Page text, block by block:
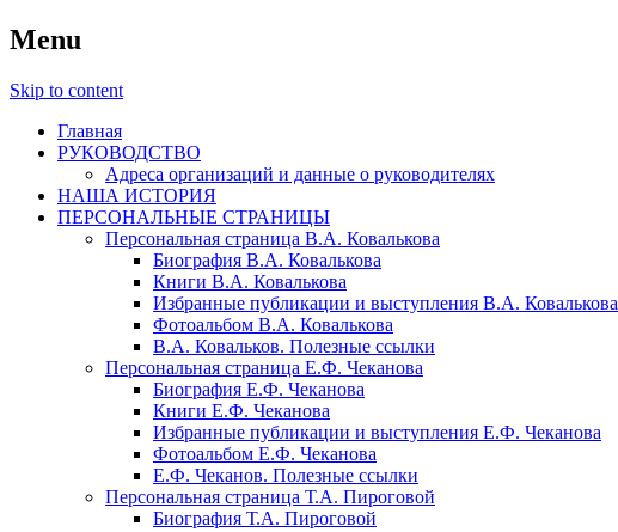
Menu
Skip to content
Главная
РУКОВОДСТВО
Адреса организаций и данные о руководителях
НАША ИСТОРИЯ
ПЕРСОНАЛЬНЫЕ СТРАНИЦЫ
Персональная страница В.А. Ковалькова
Биография В.А. Ковалькова
Книги В.А. Ковалькова
Избранные публикации и выступления В.А. Ковалькова
Фотоальбом В.А. Ковалькова
В.А. Ковальков. Полезные ссылки
Персональная страница Е.Ф. Чеканова
Биография Е.Ф. Чеканова
Книги Е.Ф. Чеканова
Избранные публикации и выступления Е.Ф. Чеканова
Фотоальбом Е.Ф. Чеканова
Е.Ф. Чеканов. Полезные ссылки
Персональная страница Т.А. Пироговой
Биография Т.А. Пироговой